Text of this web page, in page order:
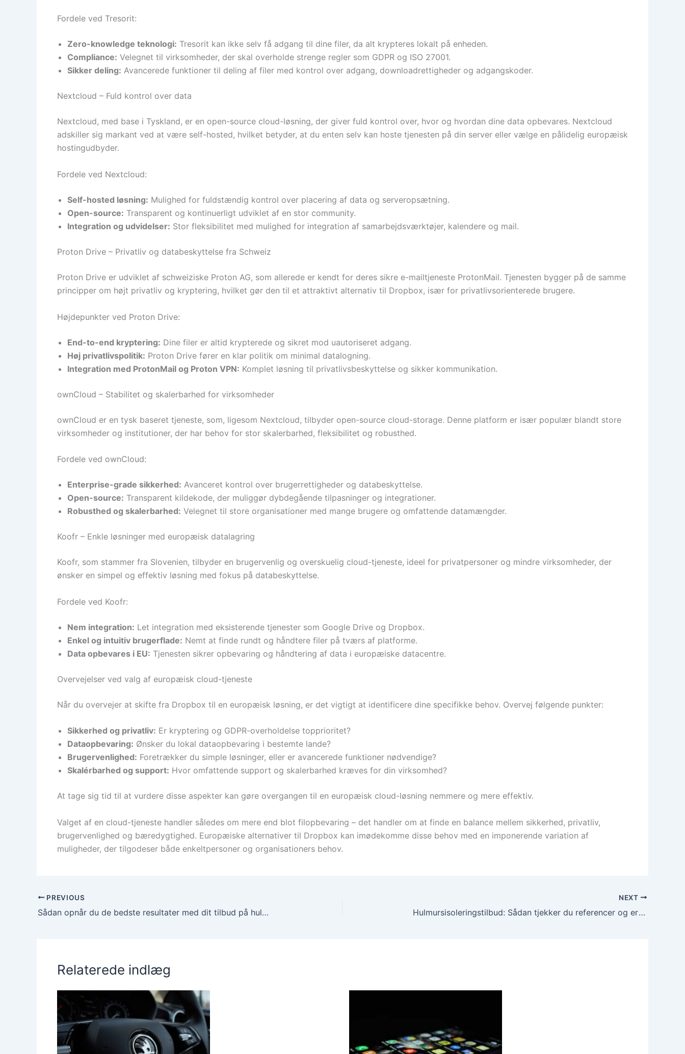
Fordele ved Tresorit:
Zero-knowledge teknologi: Tresorit kan ikke selv få adgang til dine filer, da alt krypteres lokalt på enheden.
Compliance: Velegnet til virksomheder, der skal overholde strenge regler som GDPR og ISO 27001.
Sikker deling: Avancerede funktioner til deling af filer med kontrol over adgang, downloadrettigheder og adgangskoder.
Nextcloud – Fuld kontrol over data
Nextcloud, med base i Tyskland, er en open-source cloud-løsning, der giver fuld kontrol over, hvor og hvordan dine data opbevares. Nextcloud
adskiller sig markant ved at være self-hosted, hvilket betyder, at du enten selv kan hoste tjenesten på din server eller vælge en pålidelig europæisk
hostingudbyder.
Fordele ved Nextcloud:
Self-hosted løsning: Mulighed for fuldstændig kontrol over placering af data og serveropsætning.
Open-source: Transparent og kontinuerligt udviklet af en stor community.
Integration og udvidelser: Stor fleksibilitet med mulighed for integration af samarbejdsværktøjer, kalendere og mail.
Proton Drive – Privatliv og databeskyttelse fra Schweiz
Proton Drive er udviklet af schweiziske Proton AG, som allerede er kendt for deres sikre e-mailtjeneste ProtonMail. Tjenesten bygger på de samme
principper om højt privatliv og kryptering, hvilket gør den til et attraktivt alternativ til Dropbox, især for privatlivsorienterede brugere.
Højdepunkter ved Proton Drive:
End-to-end kryptering: Dine filer er altid krypterede og sikret mod uautoriseret adgang.
Høj privatlivspolitik: Proton Drive fører en klar politik om minimal datalogning.
Integration med ProtonMail og Proton VPN: Komplet løsning til privatlivsbeskyttelse og sikker kommunikation.
ownCloud – Stabilitet og skalerbarhed for virksomheder
ownCloud er en tysk baseret tjeneste, som, ligesom Nextcloud, tilbyder open-source cloud-storage. Denne platform er især populær blandt store
virksomheder og institutioner, der har behov for stor skalerbarhed, fleksibilitet og robusthed.
Fordele ved ownCloud:
Enterprise-grade sikkerhed: Avanceret kontrol over brugerrettigheder og databeskyttelse.
Open-source: Transparent kildekode, der muliggør dybdegående tilpasninger og integrationer.
Robusthed og skalerbarhed: Velegnet til store organisationer med mange brugere og omfattende datamængder.
Koofr – Enkle løsninger med europæisk datalagring
Koofr, som stammer fra Slovenien, tilbyder en brugervenlig og overskuelig cloud-tjeneste, ideel for privatpersoner og mindre virksomheder, der
ønsker en simpel og effektiv løsning med fokus på databeskyttelse.
Fordele ved Koofr:
Nem integration: Let integration med eksisterende tjenester som Google Drive og Dropbox.
Enkel og intuitiv brugerflade: Nemt at finde rundt og håndtere filer på tværs af platforme.
Data opbevares i EU: Tjenesten sikrer opbevaring og håndtering af data i europæiske datacentre.
Overvejelser ved valg af europæisk cloud-tjeneste
Når du overvejer at skifte fra Dropbox til en europæisk løsning, er det vigtigt at identificere dine specifikke behov. Overvej følgende punkter:
Sikkerhed og privatliv: Er kryptering og GDPR-overholdelse topprioritet?
Dataopbevaring: Ønsker du lokal dataopbevaring i bestemte lande?
Brugervenlighed: Foretrækker du simple løsninger, eller er avancerede funktioner nødvendige?
Skalérbarhed og support: Hvor omfattende support og skalerbarhed kræves for din virksomhed?
At tage sig tid til at vurdere disse aspekter kan gøre overgangen til en europæisk cloud-løsning nemmere og mere effektiv.
Valget af en cloud-tjeneste handler således om mere end blot filopbevaring – det handler om at finde en balance mellem sikkerhed, privatliv,
brugervenlighed og bæredygtighed. Europæiske alternativer til Dropbox kan imødekomme disse behov med en imponerende variation af
muligheder, der tilgodeser både enkeltpersoner og organisationers behov.
PREVIOUS
Sådan opnår du de bedste resultater med dit tilbud på hulmursisolering
NEXT
Hulmursisoleringstilbud: Sådan tjekker du referencer og erfaringer
Relaterede indlæg